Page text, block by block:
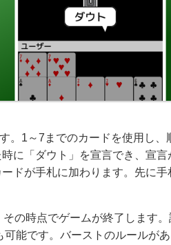
。1～7までのカードを使用し
に「ダウト」を宣言でき、宣
ドが手札に加わります。先に手
の時点でゲームが終了します
可能です。バーストのルールが